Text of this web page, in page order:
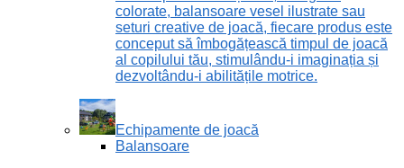
colorate, balansoare vesel ilustrate sau
seturi creative de joacă, fiecare produs este
conceput să îmbogățească timpul de joacă
al copilului tău, stimulându-i imaginația și
dezvoltându-i abilitățile motrice.
Echipamente de joacă
Balansoare